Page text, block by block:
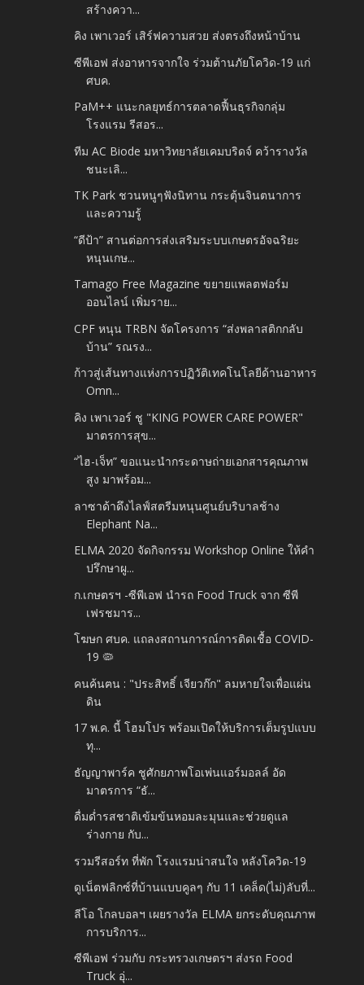
สร้างควา...
คิง เพาเวอร์ เสิร์ฟความสวย ส่งตรงถึงหน้าบ้าน
ซีพีเอฟ ส่งอาหารจากใจ ร่วมต้านภัยโควิด-19 แก่
ศบค.
PaM++ แนะกลยุทธ์การตลาดฟื้นธุรกิจกลุ่ม
โรงแรม รีสอร...
ทีม AC Biode มหาวิทยาลัยเคมบริดจ์ คว้ารางวัล
ชนะเลิ...
TK Park ชวนหนูๆฟังนิทาน กระตุ้นจินตนาการ
และความรู้
“ดีป้า” สานต่อการส่งเสริมระบบเกษตรอัจฉริยะ
หนุนเกษ...
Tamago Free Magazine ขยายแพลตฟอร์ม
ออนไลน์ เพิ่มราย...
CPF หนุน TRBN จัดโครงการ “ส่งพลาสติกกลับ
บ้าน” รณรง...
ก้าวสู่เส้นทางแห่งการปฏิวัติเทคโนโลยีด้านอาหาร
Omn...
คิง เพาเวอร์ ชู "KING POWER CARE POWER"
มาตรการสุข...
“ไฮ-เจ็ท” ขอแนะนำกระดาษถ่ายเอกสารคุณภาพ
สูง มาพร้อม...
ลาซาด้าดึงไลฟ์สตรีมหนุนศูนย์บริบาลช้าง
Elephant Na...
ELMA 2020 จัดกิจกรรม Workshop Online ให้คำ
ปรึกษาผู...
ก.เกษตรฯ -ซีพีเอฟ นำรถ Food Truck จาก ซีพี
เฟรชมาร...
โฆษก ศบค. แถลงสถานการณ์การติดเชื้อ COVID-
19 🦠
คนค้นฅน : "ประสิทธิ์ เจียวก๊ก" ลมหายใจเพื่อแผ่น
ดิน
17 พ.ค. นี้ โฮมโปร พร้อมเปิดให้บริการเต็มรูปแบบ
ทุ...
ธัญญาพาร์ค ชูศักยภาพโอเพ่นแอร์มอลล์ อัด
มาตรการ “ธั...
ดื่มด่ำรสชาติเข้มข้นหอมละมุนและช่วยดูแล
ร่างกาย กับ...
รวมรีสอร์ท ที่พัก โรงแรมน่าสนใจ หลังโควิด-19
ดูเน็ตฟลิกซ์ที่บ้านแบบคูลๆ กับ 11 เคล็ด(ไม่)ลับที่...
ลีโอ โกลบอลฯ เผยรางวัล ELMA ยกระดับคุณภาพ
การบริการ...
ซีพีเอฟ ร่วมกับ กระทรวงเกษตรฯ ส่งรถ Food
Truck อุ่...